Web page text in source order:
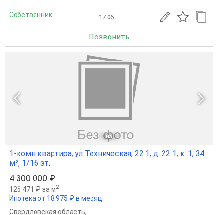
Собственник 17.06
Позвонить
1 из 1
1-комн квартира, ул Техническая, 22 1, д. 22 1, к. 1, 34
м², 1/16 эт.
4 300 000 ₽
126 471 ₽ за м2
Ипотека от 18 975 ₽ в месяц
Свердловская область,